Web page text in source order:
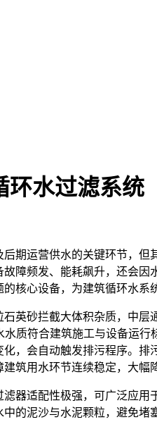
环水过滤系统
期运营供水的关键环节，
障频发、能耗飙升，还会
核心设备，为建筑循环水系
英砂拦截大体积杂质，中
质符合建筑施工与设备运
，会自动触发排污程序。
筑用水环节连续稳定，大幅
器适配性极强，可广泛应
的泥沙与水泥颗粒，避免